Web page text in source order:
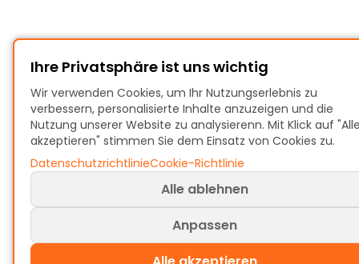
Ihre Privatsphäre ist uns wichtig
Wir verwenden Cookies, um Ihr Nutzungserlebnis zu
verbessern, personalisierte Inhalte anzuzeigen und die
Nutzung unserer Website zu analysierenn. Mit Klick auf
akzeptieren" stimmen Sie dem Einsatz von Cookies zu.
DatenschutzrichtlinieCookie-Richtlinie
Alle ablehnen
Anpassen